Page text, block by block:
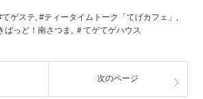
てゲステ #ティータイムトーク「てげカフェ」
ばっど！南さつま
＃てゲてゲハウス
次のページ